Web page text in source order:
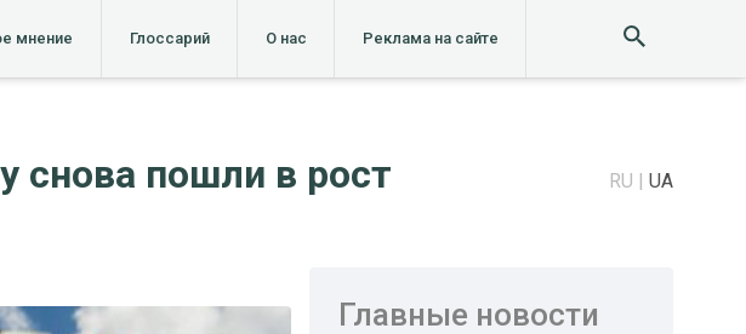
мнение Глоссарий О нас Реклама на сайте
снова пошли в рост RU UA
Главные новости